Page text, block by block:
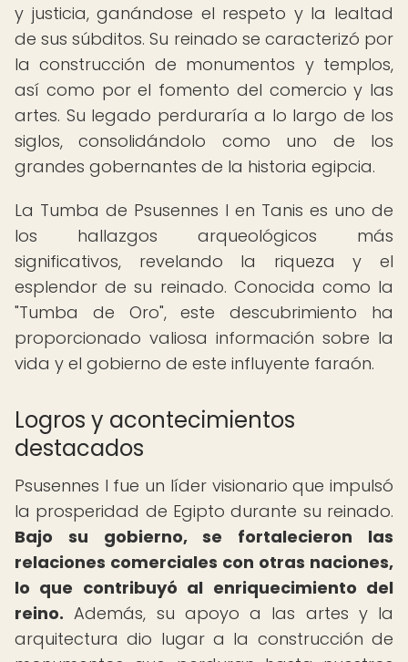
y justicia, ganándose el respeto y la lealtad
de sus súbditos. Su reinado se caracterizó por
la construcción de monumentos y templos,
así como por el fomento del comercio y las
artes. Su legado perduraría a lo largo de los
siglos, consolidándolo como uno de los
grandes gobernantes de la historia egipcia.
La Tumba de Psusennes I en Tanis es uno de
los hallazgos arqueológicos más
significativos, revelando la riqueza y el
esplendor de su reinado. Conocida como la
"Tumba de Oro", este descubrimiento ha
proporcionado valiosa información sobre la
vida y el gobierno de este influyente faraón.
Logros y acontecimientos
destacados
Psusennes I fue un líder visionario que impulsó
la prosperidad de Egipto durante su reinado.
Bajo su gobierno, se fortalecieron las
relaciones comerciales con otras naciones,
lo que contribuyó al enriquecimiento del
reino. Además, su apoyo a las artes y la
arquitectura dio lugar a la construcción de